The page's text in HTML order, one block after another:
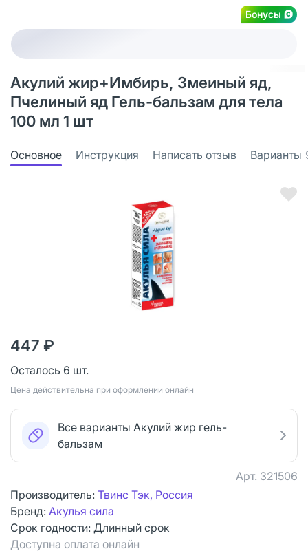
Бонусы
Акулий жир+Имбирь, Змеиный яд,
Пчелиный яд Гель-бальзам для тела
100 мл 1 шт
Основное Инструкция Написать отзыв Варианты
447 ₽
Осталось 6 шт.
Цена действительна при оформлении онлайн
Все варианты Акулий жир гель-
бальзам
Арт. 321506
Производитель: Твинс Тэк, Россия
Бренд: Акулья сила
Срок годности: Длинный срок
Доступна оплата онлайн